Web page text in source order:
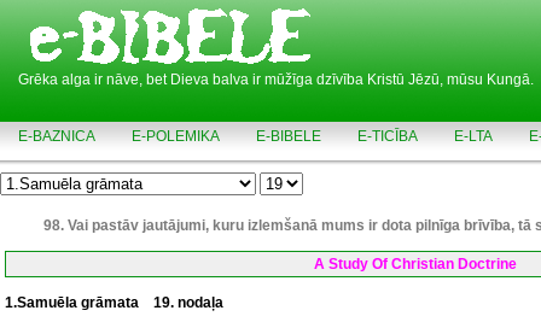
Grēka alga ir nāve, bet Dieva balva ir mūžīga dzīvība Kristū Jēzū, mūsu Kungā.
E-BAZNICA E-POLEMIKA E-BIBELE E-TICĪBA E-LTA
98. Vai pastāv jautājumi, kuru izlemšanā mums ir dota pilnīga brīvība,
A Study Of Christian Doctrine
1.Samuēla grāmata
19. nodaļa